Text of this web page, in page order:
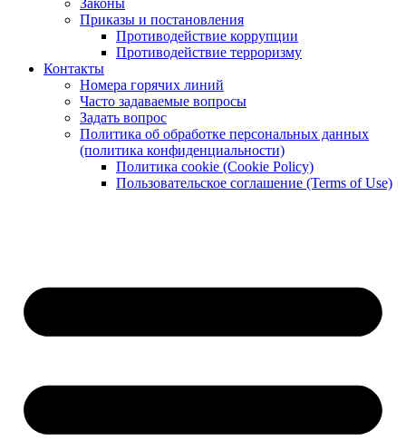
Приказы и постановления
Противодействие коррупции
Противодействие терроризму
Контакты
Номера горячих линий
Часто задаваемые вопросы
Задать вопрос
Политика об обработке персональных данных
(политика конфиденциальности)
Политика cookie (Cookie Policy)
Пользовательское соглашение (Terms of Use)